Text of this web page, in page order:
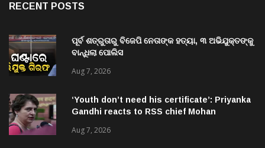
RECENT POSTS
ପୂର୍ବ ଶତ୍ରୁତାରୁ ବିଜେପି ନେତାଙ୍କ ହତ୍ୟା, ୩ ଅଭିଯୁକ୍ତଙ୍କୁ
ବାନ୍ଧିଲା ପୋଲିସ
Aug 7, 2026
‘Youth don’t need his certificate’: Priyanka
Gandhi reacts to RSS chief Mohan
Aug 7, 2026